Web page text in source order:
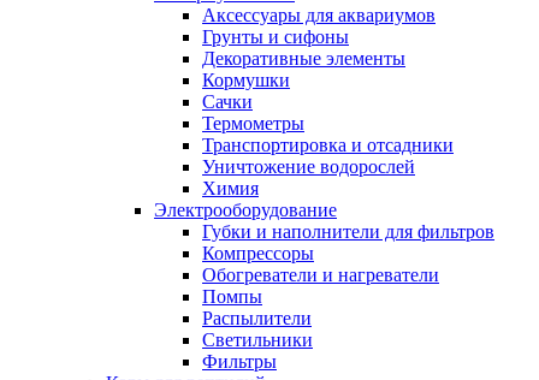
Аксессуары для аквариумов
Грунты и сифоны
Декоративные элементы
Кормушки
Сачки
Термометры
Транспортировка и отсадники
Уничтожение водорослей
Химия
Электрооборудование
Губки и наполнители для фильтров
Компрессоры
Обогреватели и нагреватели
Помпы
Распылители
Светильники
Фильтры